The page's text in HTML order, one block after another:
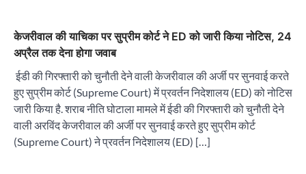
केजरीवाल की याचिका पर सुप्रीम कोर्ट ने ED को जारी किया नोटिस, 24
अप्रैल तक देना होगा जवाब
ईडी की गिरफ्तारी को चुनौती देने वाली केजरीवाल की अर्जी पर सुनवाई करते
हुए सुप्रीम कोर्ट (Supreme Court) में प्रवर्तन निदेशालय (ED) को नोटिस
जारी किया है. शराब नीति घोटाला मामले में ईडी की गिरफ्तारी को चुनौती देने
वाली अरविंद केजरीवाल की अर्जी पर सुनवाई करते हुए सुप्रीम कोर्ट
(Supreme Court) ने प्रवर्तन निदेशालय (ED) […]